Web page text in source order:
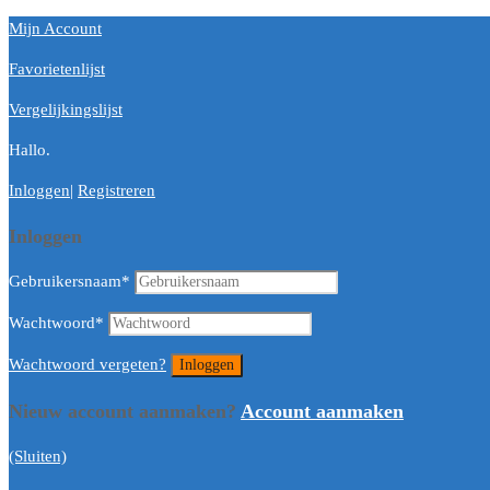
Mijn Account
Favorietenlijst
Vergelijkingslijst
Hallo.
Inloggen| Registreren
Inloggen
Gebruikersnaam*
Wachtwoord*
Wachtwoord vergeten?
Nieuw account aanmaken? Account aanmaken
(Sluiten)